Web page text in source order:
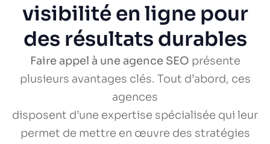
visibilité en ligne pour
des résultats durables
Faire appel à une agence SEO présente
plusieurs avantages clés. Tout d’abord, ces
agences
disposent d’une expertise spécialisée qui leur
permet de mettre en œuvre des stratégies